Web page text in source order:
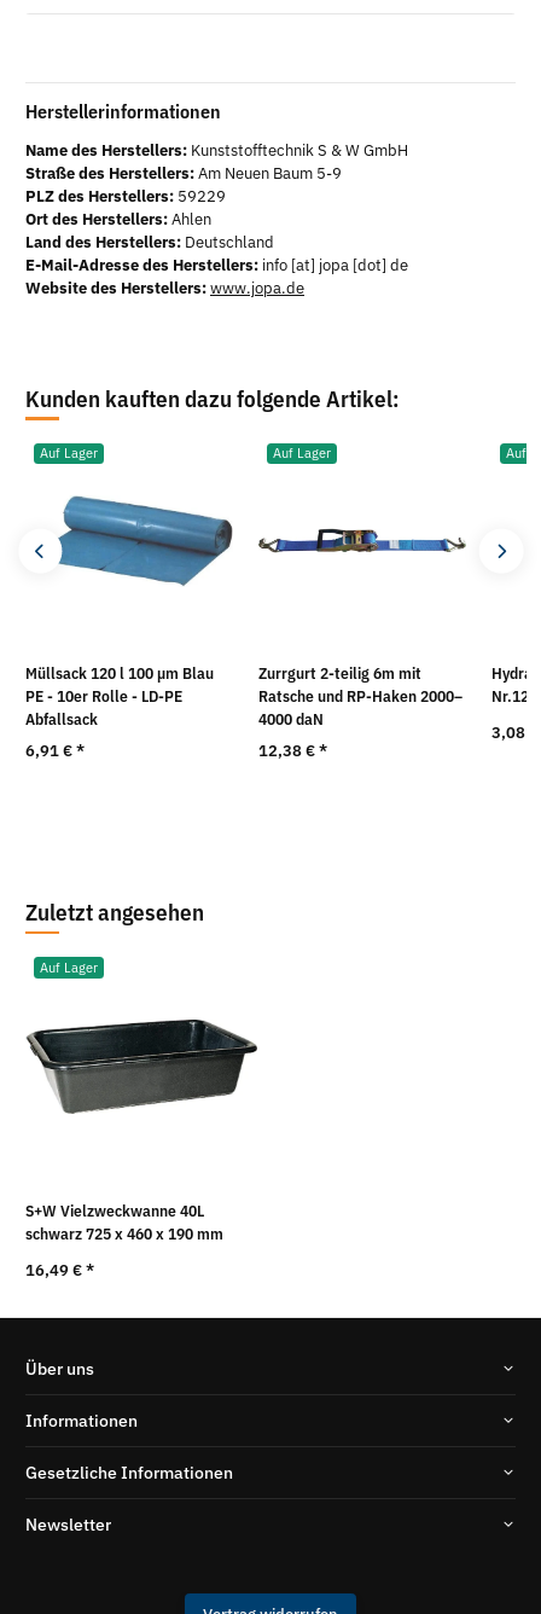
Herstellerinformationen
Name des Herstellers: Kunststofftechnik S & W GmbH
Straße des Herstellers:Am Neuen Baum 5-9
PLZ des Herstellers: 59229
Ort des Herstellers:Ahlen
Land des Herstellers: Deutschland
E-Mail-Adresse des Herstellers: info [at] jopa [dot] de
Website des Herstellers:www.jopa.de
Kunden kauften dazu folgende Artikel:
Auf Lager
Müllsack 120 l 100 µm Blau
PE - 10er Rolle - LD-PE
Abfallsack
6,91 €*
Auf Lager
Zurrgurt 2-teilig 6m mit
Ratsche und RP-Haken 2000–
4000 daN
12,38 €*
Auf
3,08 €
Zuletzt angesehen
Auf Lager
S+W Vielzweckwanne 40L
schwarz 725 x 460 x 190 mm
16,49 €*
Über uns
Informationen
Gesetzliche Informationen
Newsletter